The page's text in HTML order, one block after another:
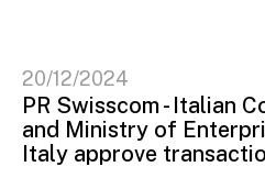
20/12/2024
PR Swisscom - Italian
and Ministry of
Italy approve